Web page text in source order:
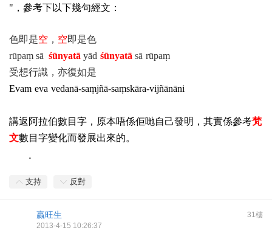
"，參考下以下幾句經文：
色即是空 ， 空即是色
rūpaṃ sā śūnyatā yād śūnyatā sā rūpaṃ
受想行識，亦復如是
Evam eva vedanā-saṃjñā-saṃskāra-vijñānāni
講返阿拉伯數目字，原本唔係佢哋自己發明，其實係參考梵
文數目字變化而發展出來的。
.
支持 反對
31樓
贏旺生
2013-4-15 10:26:37